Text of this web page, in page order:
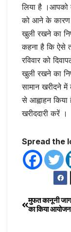
लिया है ।आपको
को आने के कारण
खुली रखने का
कहना है कि ऐसे
रविवार को
खुली रखने का
सामान खरीदने में
से आह्वाहन
खरीददारी करें ।
Spread the
मुफत कानूनी
का किया आयोजन